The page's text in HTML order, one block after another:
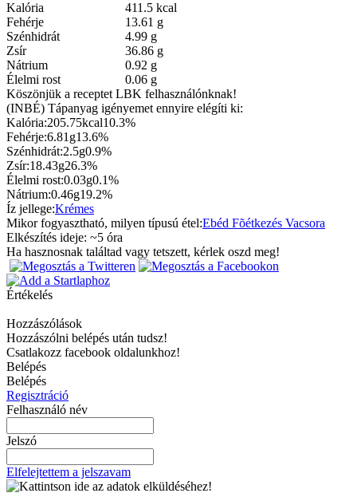
Kalória
411.5 kcal
Fehérje
13.61 g
Szénhidrát
4.99 g
Zsír
36.86 g
Nátrium
0.92 g
Élelmi rost
0.06 g
Köszönjük a receptet LBK felhasználónknak!
(INBÉ) Tápanyag igényemet ennyire elégíti ki:
Kalória:205.75kcal10.3%
Fehérje:6.81g13.6%
Szénhidrát:2.5g0.9%
Zsír:18.43g26.3%
Élelmi rost:0.03g0.1%
Nátrium:0.46g19.2%
Íz jellege:Krémes
Mikor fogyasztható, milyen típusú étel:Ebéd Fõétkezés Vacsora
Elkészítés ideje: ~5 óra
Ha hasznosnak találtad vagy tetszett, kérlek oszd meg!
Értékelés
Hozzászólások
Hozzászólni belépés után tudsz!
Csatlakozz facebook oldalunkhoz!
Belépés
Belépés
Regisztráció
Felhasználó név
Jelszó
Elfelejtettem a jelszavam